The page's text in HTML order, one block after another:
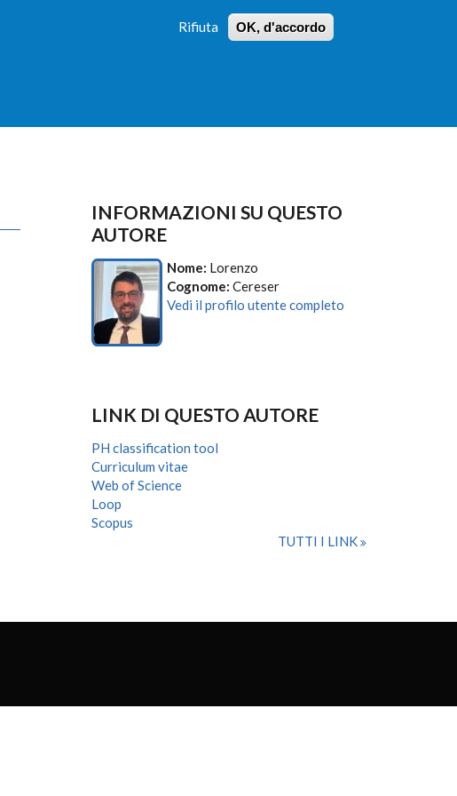
Rifiuta OK, d'accordo
RICERCA
INFORMAZIONI SU QUESTO
AUTORE
Nome: Lorenzo
Cognome: Cereser
Vedi il profilo utente completo
LINK DI QUESTO AUTORE
PH classification tool
Curriculum vitae
Web of Science
Loop
Scopus
TUTTI I LINK